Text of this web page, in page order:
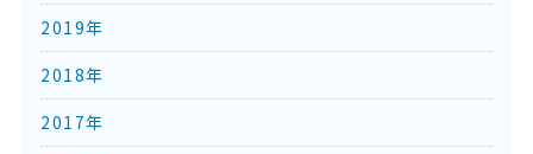
2019年
2018年
2017年